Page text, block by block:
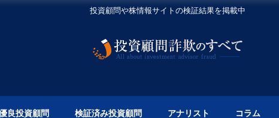
投資顧問や株情報サイトの検証結果を掲載中
良投資顧問 検証済み投資顧問 アナリスト コラム